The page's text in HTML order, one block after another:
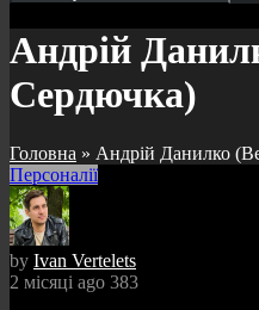
Андрій
Сердючка)
Головна » Андрій Данилко
Персоналії
by Ivan Vertelets
2 місяці ago 383